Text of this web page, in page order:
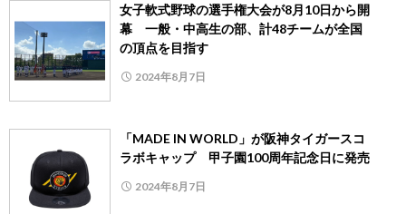
女子軟式野球の選手権大会が8月10日から開
幕 一般・中高生の部、計48チームが全国
の頂点を目指す
2024年8月7日
「MADE IN WORLD」が阪神タイガースコ
ラボキャップ 甲子園100周年記念日に発売
2024年8月7日